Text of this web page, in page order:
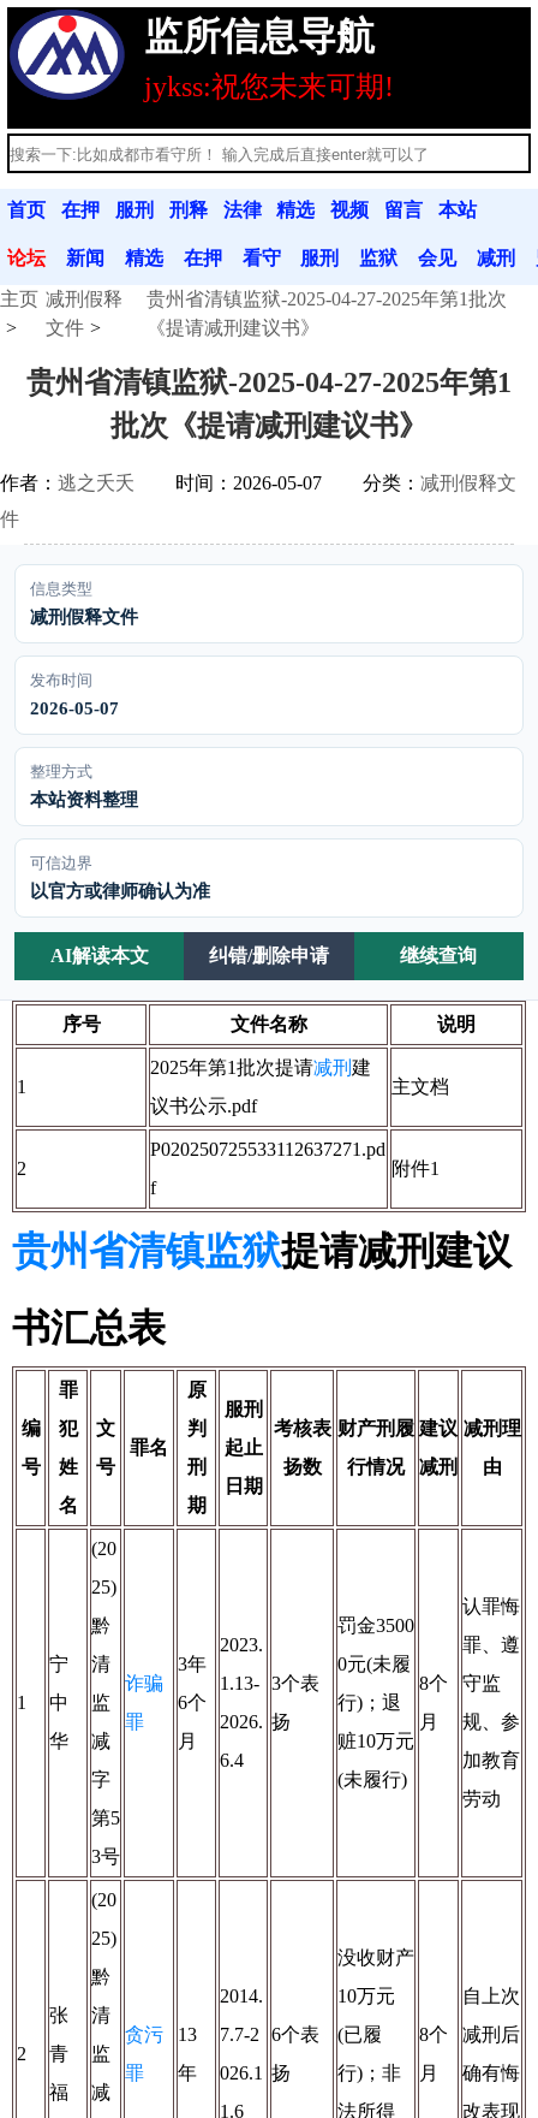
监所信息导航
jykss:祝您未来可期!
首页 在押
人员
服刑
人员
刑释
人员
法律
法规
精选
文章
视频
分享
留言
本
本站
公告
论坛 新闻
动态
精选
文章
在押
人员
看守
联系
服刑
人员
监狱
联系
会见
信息
减刑
假释
主页 减刑假释
文件
贵州省清镇监狱-2025-04-27-2025年第1批次
《提请减刑建议书》
贵州省清镇监狱-2025-04-27-2025年第1
批次《提请减刑建议书》
作者： 逃之夭夭 时间：2026-05-07 分类： 减刑假释文
件
信息类型
减刑假释文件
发布时间
2026-05-07
整理方式
本站资料整理
可信边界
以官方或律师确认为准
AI解读本文 纠错/删除申请 继续查询
序号 文件名称 说明
1
2025年第1批次提请减刑 建
议书公示.pdf
主文档
2
P020250725533112637271.pd
f
附件1
贵州省清镇监狱提请减刑建议
书汇总表
编
号
罪
犯
姓
名
文
号
罪名
原
判
刑
期
服刑
起止
日期
考核表
扬数
财产刑履
行情况
建议
减刑
减刑理
由
1
宁
中
华
(20
25)
黔
清
监
减
字
第5
3号
诈骗
罪
3年
6个
月
2023.
1.13-
2026.
6.4
3个表
扬
罚金3500
0元(未履
行)；退
赃10万元
(未履行)
8个
月
认罪悔
罪、遵
守监
规、参
加教育
劳动
2
张
青
福
(20
25)
黔
清
监
减
贪污
罪
13
年
2014.
7.7-2
026.1
1.6
6个表
扬
没收财产
10万元
(已履
行)；非
法所得
8个
月
自上次
减刑后
确有悔
改表现